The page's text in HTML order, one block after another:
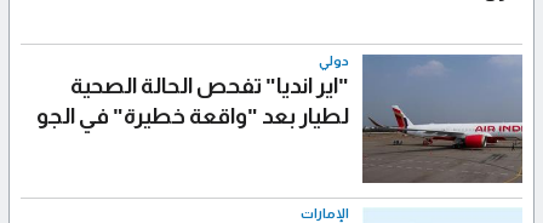
دولي
"اير انديا" تفحص الحالة الصحية
لطيار بعد "واقعة خطيرة" في الجو
الإمارات